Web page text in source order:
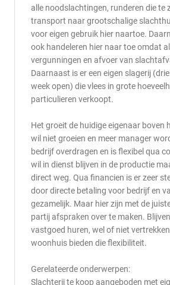
alle noodslachtingen, runderen die te
transport naar grootschalige
voor eigen gebruik hier naartoe.
ook handeleren hier naar toe omdat
vergunningen en afvoer van
Daarnaast is er een eigen slagerij
week open) die vlees in grote
particulieren verkoopt.
Het groeit de huidige eigenaar boven
wil niet groeien en meer manager
bedrijf overdragen en is flexibel qua
wil in dienst blijven in de productie
direct weg. Qua financien is er zeer
door directe betaling voor bedrijf en
gezamelijk. Maar hier zijn met de
partij afspraken over te maken.
vastgoed huren, wel of niet
woonhuis bieden die flexibiliteit.
Gerelateerde onderwerpen:
Slachterij te koop aangeboden met